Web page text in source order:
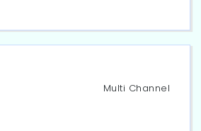
Multi Channel